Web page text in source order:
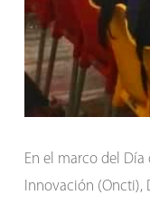
En el marco del
Innovación (Oncti),